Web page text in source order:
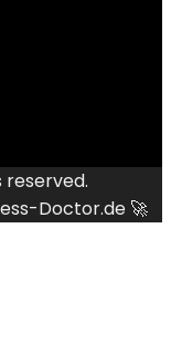
reserved.
Doctor.de 🚀